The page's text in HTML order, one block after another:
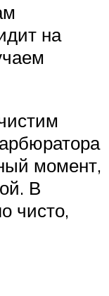
на
момент,
В
чисто,